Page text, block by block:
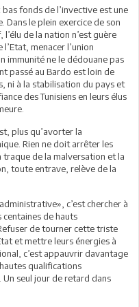
fonds de l’invective est une
Dans le plein exercice de son
de la nation n’est guère
menacer l’union
immunité ne le dédouane pas
passé au Bardo est loin de
ni à la stabilisation du pays et
des Tunisiens en leurs élus
plus qu’avorter la
Rien ne doit arrêter les
de la malversation et la
toute entrave, relève de la
c’est chercher à
de hauts
de tourner cette triste
et mettre leurs énergies à
c’est appauvrir davantage
qualifications
seul jour de retard dans